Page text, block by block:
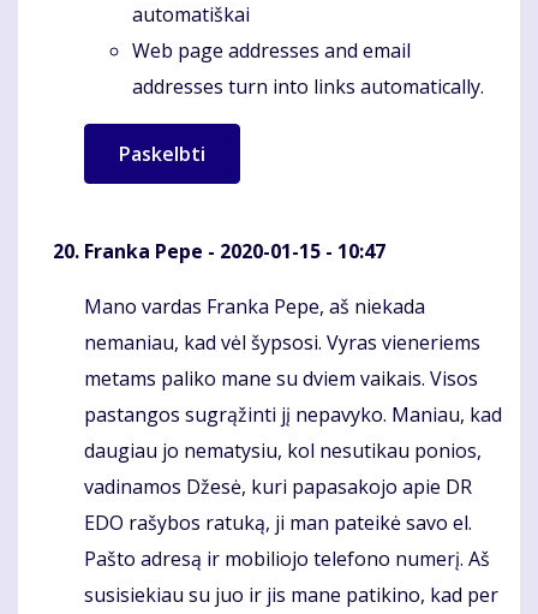
automatiškai
Web page addresses and email
addresses turn into links automatically.
Franka Pepe - 2020-01-15 - 10:47
Komentaras
Mano vardas Franka Pepe, aš niekada
nemaniau, kad vėl šypsosi. Vyras vieneriems
metams paliko mane su dviem vaikais. Visos
pastangos sugrąžinti jį nepavyko. Maniau, kad
daugiau jo nematysiu, kol nesutikau ponios,
vadinamos Džesė, kuri papasakojo apie DR
EDO rašybos ratuką, ji man pateikė savo el.
Pašto adresą ir mobiliojo telefono numerį. Aš
susisiekiau su juo ir jis mane patikino, kad per